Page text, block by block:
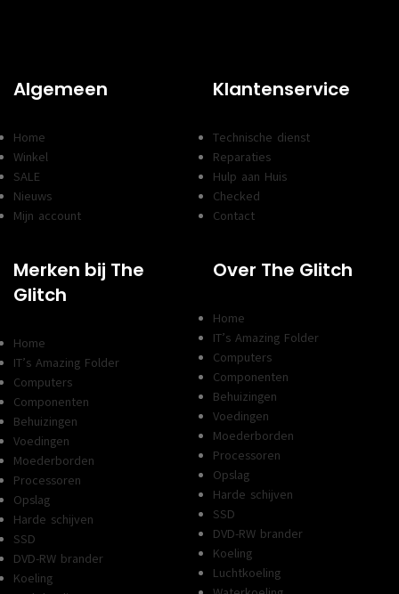
Algemeen
Home
Winkel
SALE
Nieuws
Mijn account
Klantenservice
Technische dienst
Reparaties
Hulp aan Huis
Checked
Contact
Merken bij The
Glitch
Home
IT’s Amazing Folder
Computers
Componenten
Behuizingen
Voedingen
Moederborden
Processoren
Opslag
Harde schijven
SSD
DVD-RW brander
Koeling
Over The Glitch
Home
IT’s Amazing Folder
Computers
Componenten
Behuizingen
Voedingen
Moederborden
Processoren
Opslag
Harde schijven
SSD
DVD-RW brander
Koeling
Luchtkoeling